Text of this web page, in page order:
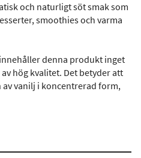
och naturligt söt smak som
smoothies och varma
denna produkt inget
hög kvalitet. Det betyder att
vanilj i koncentrerad form,